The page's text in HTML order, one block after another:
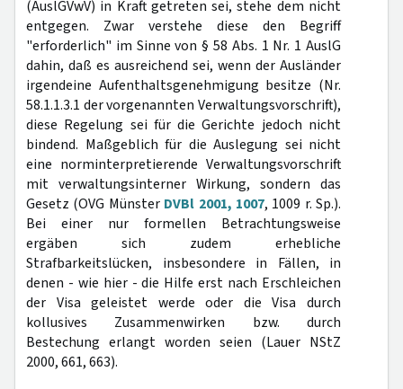
(AuslGVwV) in Kraft getreten sei, stehe dem nicht
entgegen. Zwar verstehe diese den Begriff
"erforderlich" im Sinne von § 58 Abs. 1 Nr. 1 AuslG
dahin, daß es ausreichend sei, wenn der Ausländer
irgendeine Aufenthaltsgenehmigung besitze (Nr.
58.1.1.3.1 der vorgenannten Verwaltungsvorschrift),
diese Regelung sei für die Gerichte jedoch nicht
bindend. Maßgeblich für die Auslegung sei nicht
eine norminterpretierende Verwaltungsvorschrift
mit verwaltungsinterner Wirkung, sondern das
Gesetz (OVG Münster DVBl 2001, 1007, 1009 r. Sp.).
Bei einer nur formellen Betrachtungsweise
ergäben sich zudem erhebliche
Strafbarkeitslücken, insbesondere in Fällen, in
denen - wie hier - die Hilfe erst nach Erschleichen
der Visa geleistet werde oder die Visa durch
kollusives Zusammenwirken bzw. durch
Bestechung erlangt worden seien (Lauer NStZ
2000, 661, 663).